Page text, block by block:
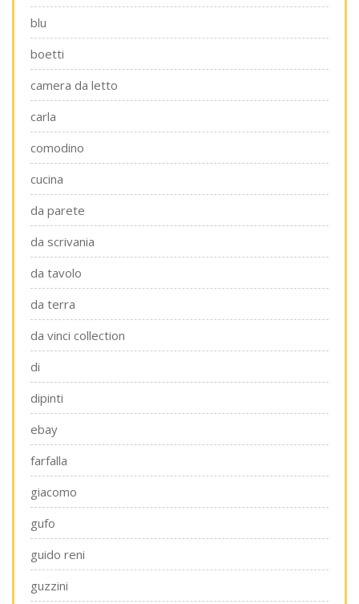
blu
boetti
camera da letto
carla
comodino
cucina
da parete
da scrivania
da tavolo
da terra
da vinci collection
di
dipinti
ebay
farfalla
giacomo
gufo
guido reni
guzzini